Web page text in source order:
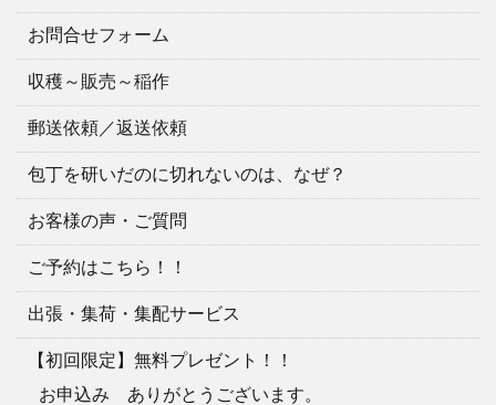
お問合せフォーム
収穫～販売～稲作
郵送依頼／返送依頼
包丁を研いだのに切れないのは、なぜ？
お客様の声・ご質問
ご予約はこちら！！
出張・集荷・集配サービス
【初回限定】無料プレゼント！！
お申込み ありがとうございます。